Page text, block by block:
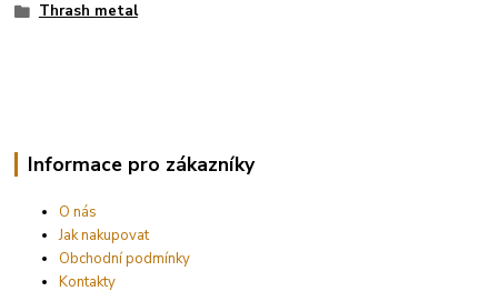
Thrash metal
Informace pro zákazníky
O nás
Jak nakupovat
Obchodní podmínky
Kontakty